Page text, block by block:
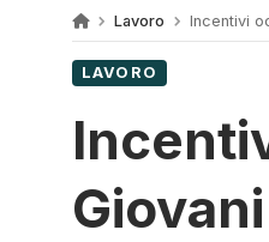
Lavoro Incentivi
LAVORO